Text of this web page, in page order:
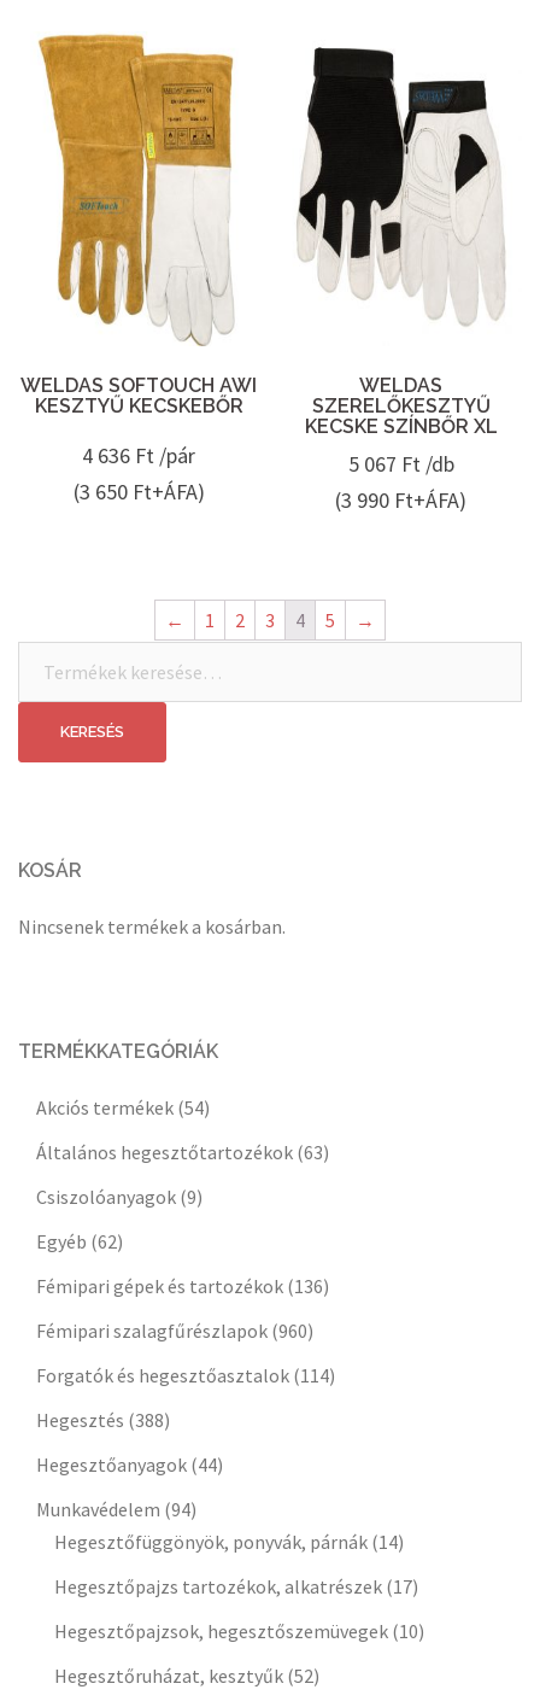
WELDAS SOFTOUCH AWI
KESZTYŰ KECSKEBŐR
4 636 Ft /pár
(3 650 Ft+ÁFA)
WELDAS
SZERELŐKESZTYŰ
KECSKE SZÍNBŐR XL
5 067 Ft /db
(3 990 Ft+ÁFA)
← 1 2 3 4 5
→
következőre:
KERESÉS
KOSÁR
Nincsenek termékek a kosárban.
TERMÉKKATEGÓRIÁK
Akciós termékek (54)
Általános hegesztőtartozékok (63)
Csiszolóanyagok (9)
Egyéb (62)
Fémipari gépek és tartozékok (136)
Fémipari szalagfűrészlapok (960)
Forgatók és hegesztőasztalok (114)
Hegesztés (388)
Hegesztőanyagok (44)
Munkavédelem (94)
Hegesztőfüggönyök, ponyvák, párnák (14)
Hegesztőpajzs tartozékok, alkatrészek (17)
Hegesztőpajzsok, hegesztőszemüvegek (10)
Hegesztőruházat, kesztyűk (52)